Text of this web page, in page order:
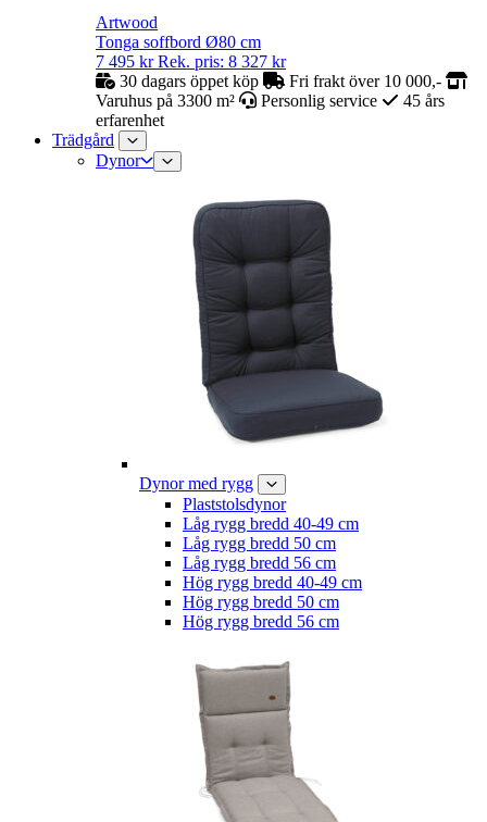
Artwood
Tonga soffbord Ø80 cm
7 495 kr Rek. pris: 8 327 kr
30 dagars öppet köp
Fri frakt över 10 000,-
Varuhus på 3300 m²
Personlig service
45 års
erfarenhet
Trädgård
Dynor
Dynor med rygg
Plaststolsdynor
Låg rygg bredd 40-49 cm
Låg rygg bredd 50 cm
Låg rygg bredd 56 cm
Hög rygg bredd 40-49 cm
Hög rygg bredd 50 cm
Hög rygg bredd 56 cm